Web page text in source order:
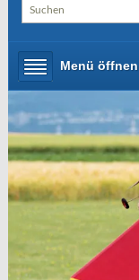
Menü öffnen